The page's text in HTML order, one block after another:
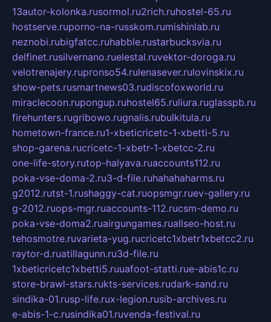
13autor-kolonka.rusormol.ru2rich.ruhostel-65.ru
hostserve.ruporno-na-russkom.rumishinlab.ru
neznobi.rubigfatcc.ruhabble.rustarbucksvia.ru
delfinet.rusilvernano.ruelestal.ruvektor-doroga.ru
velotrenajery.rupronso54.rulenasever.rulovinskix.ru
show-pets.rusmartnews03.rudiscofoxworld.ru
miraclecoon.rupongup.ruhostel65.ruliura.ruglasspb.ru
firehunters.rugribowo.rugnalis.rubulkitula.ru
hometown-france.ru1-xbeticricetc-1-xbetti-5.ru
shop-garena.rucricetc-1-xbetr-1-xbetcc-2.ru
one-life-story.rutop-halyava.ruaccounts112.ru
poka-vse-doma-2.ru3-d-file.ruhahahaharms.ru
g2012.rutst-1.rushaggy-cat.ruopsmgr.ruev-gallery.ru
g-2012.ruops-mgr.ruaccounts-112.rucsm-demo.ru
poka-vse-doma2.ruairgungames.ruallseo-host.ru
tehosmotre.ruvarieta-yug.rucricetc1xbetr1xbetcc2.ru
raytor-d.ruatillagunn.ru3d-file.ru
1xbeticricetc1xbetti5.ruuafoot-statti.rue-abis1c.ru
store-brawl-stars.rukts-services.rudark-sand.ru
sindika-01.rusp-life.rux-legion.rusib-archives.ru
e-abis-1-c.rusindika01.ruvenda-festival.ru